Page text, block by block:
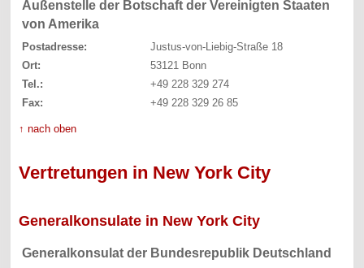
Außenstelle der Botschaft der Vereinigten Staaten
von Amerika
Postadresse:
Justus-von-Liebig-Straße 18
Ort:
53121 Bonn
Tel.:
+49 228 329 274
Fax:
+49 228 329 26 85
↑ nach oben
Vertretungen in New York City
Generalkonsulate in New York City
Generalkonsulat der Bundesrepublik Deutschland